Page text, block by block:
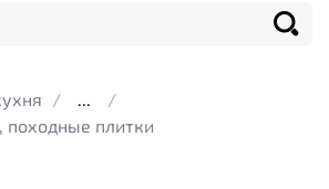
походные плитки